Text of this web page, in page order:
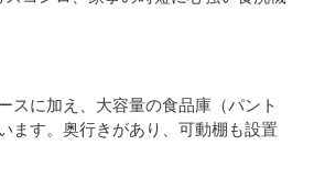
スに加え、大容量の食品庫（パント
ます。奥行きがあり、可動棚も設置